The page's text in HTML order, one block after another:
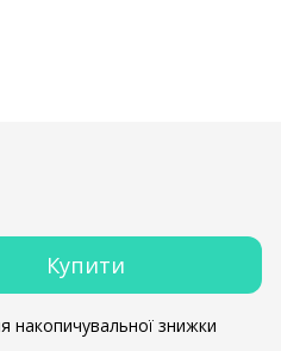
Купити
накопичувальної знижки